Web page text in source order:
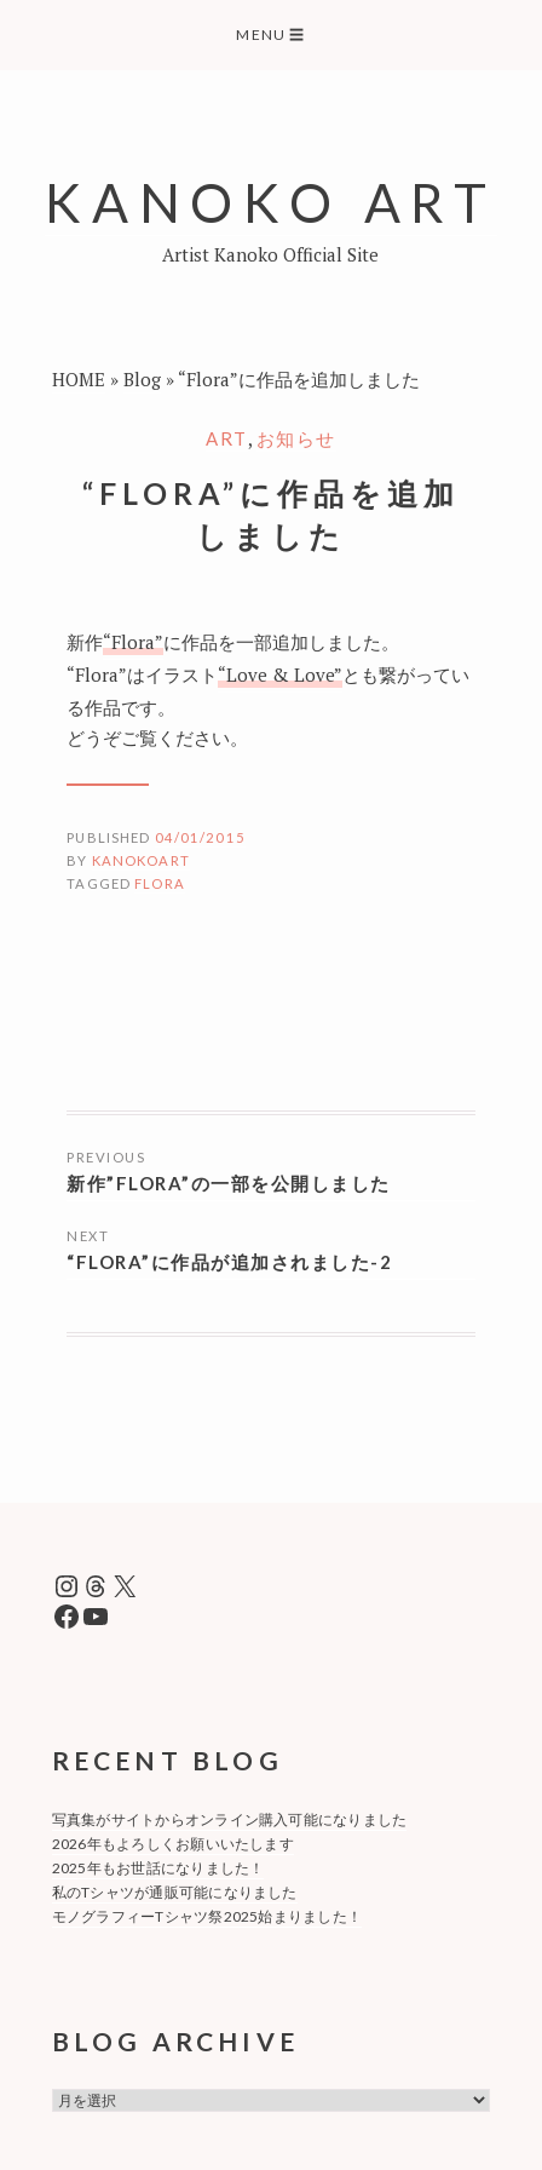
MENU☰
KANOKO ART
Artist Kanoko Official Site
HOME » Blog» “Flora”に作品を追加しました
ART , お知らせ
“FLORA”に作品を追加
しました
新作“Flora”に作品を一部追加しました。
“Flora”はイラスト“Love & Love”とも繋がってい
る作品です。
どうぞご覧ください。
PUBLISHED 04/01/2015
BY KANOKOART
TAGGED FLORA
稿
ビ
ー
PREVIOUS
新作”FLORA”の一部を公開しました
NEXT
“FLORA”に作品が追加されました-2
Instagram
Threads
X
Facebook
YouTube
RECENT BLOG
写真集がサイトからオンライン購入可能になりました
2026年もよろしくお願いいたします
2025年もお世話になりました！
私のTシャツが通販可能になりました
モノグラフィーTシャツ祭2025始まりました！
BLOG ARCHIVE
BLOG